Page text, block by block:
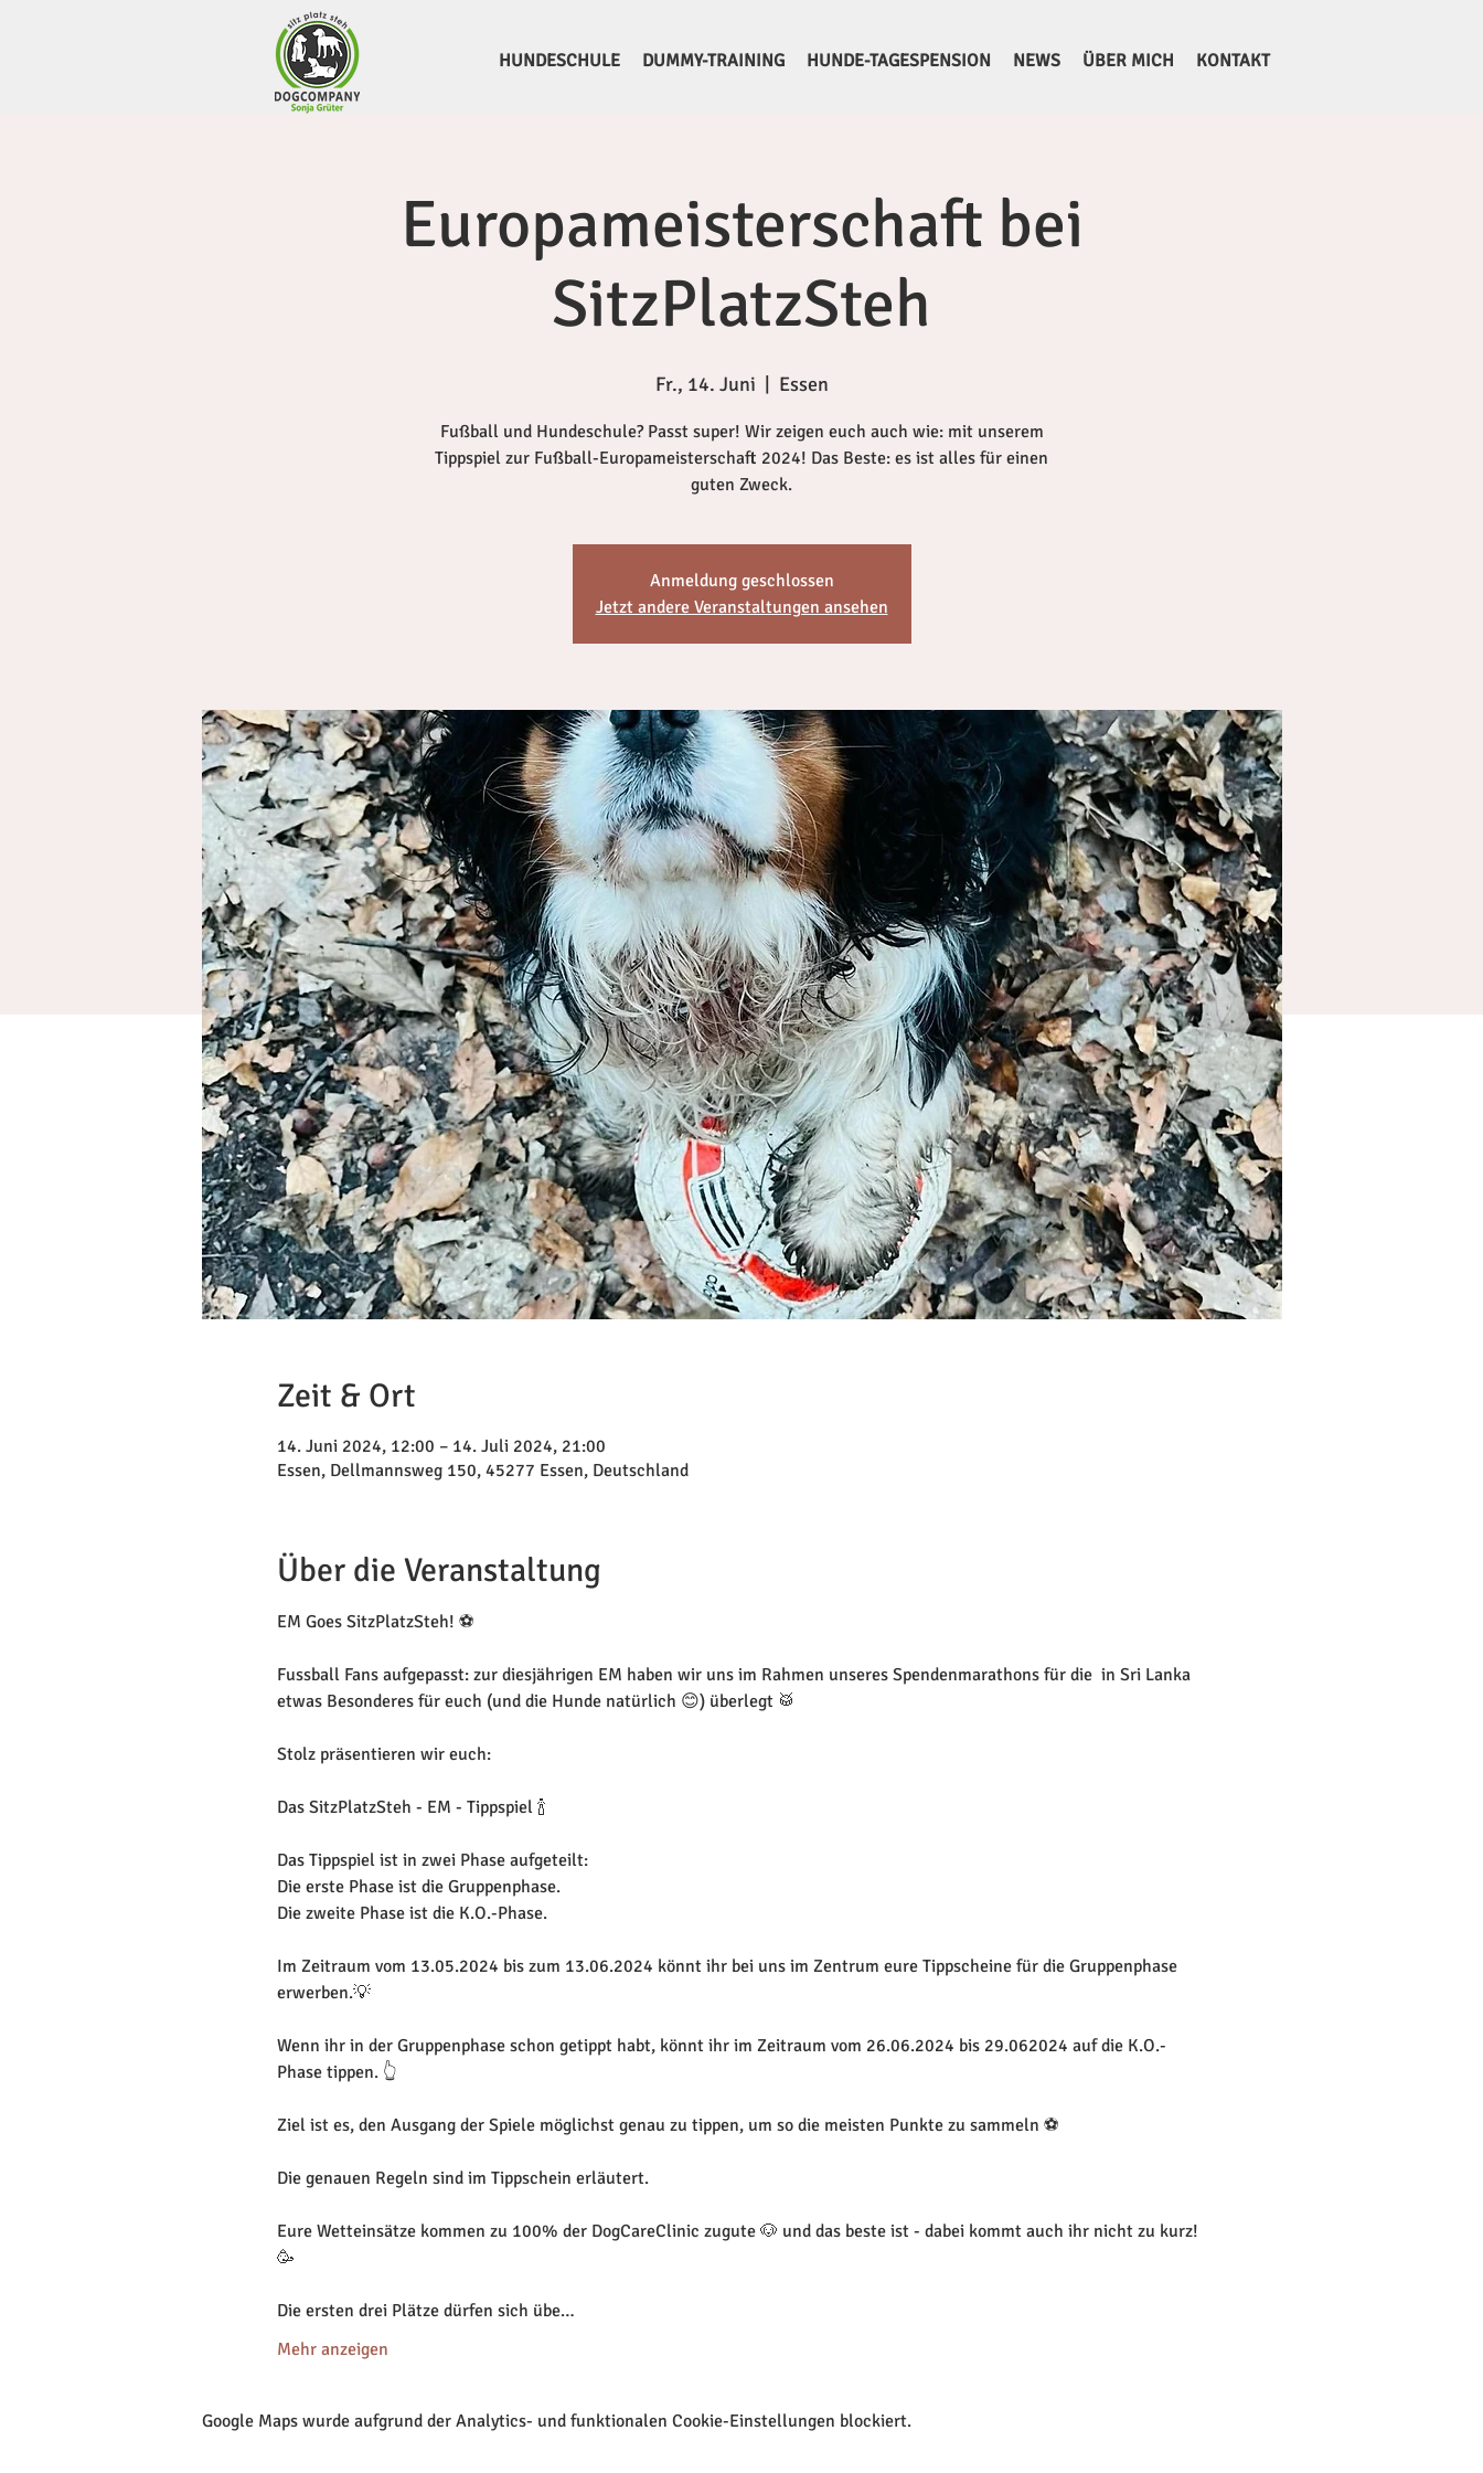
HUNDESCHULE DUMMY-TRAINING HUNDE-TAGESPENSION NEWS ÜBER MICH KONTAKT
Europameisterschaft bei
SitzPlatzSteh
Fr., 14. Juni Essen
Fußball und Hundeschule? Passt super! Wir zeigen euch auch wie: mit unserem
Tippspiel zur Fußball-Europameisterschaft 2024! Das Beste: es ist alles für einen
guten Zweck.
Anmeldung geschlossen
Jetzt andere Veranstaltungen ansehen
Zeit & Ort
14. Juni 2024, 12:00 – 14. Juli 2024, 21:00
Essen, Dellmannsweg 150, 45277 Essen, Deutschland
Über die Veranstaltung
EM Goes SitzPlatzSteh! ⚽️
Fussball Fans aufgepasst: zur diesjährigen EM haben wir uns im Rahmen unseres Spendenmarathons für die in Sri Lanka
etwas Besonderes für euch (und die Hunde natürlich 😊) überlegt 🥁
Stolz präsentieren wir euch:
Das SitzPlatzSteh - EM - Tippspiel 🍾
Das Tippspiel ist in zwei Phase aufgeteilt:
Die erste Phase ist die Gruppenphase.
Die zweite Phase ist die K.O.-Phase.
Im Zeitraum vom 13.05.2024 bis zum 13.06.2024 könnt ihr bei uns im Zentrum eure Tippscheine für die Gruppenphase
erwerben.💡
Wenn ihr in der Gruppenphase schon getippt habt, könnt ihr im Zeitraum vom 26.06.2024 bis 29.062024 auf die K.O.-
Phase tippen. 👆
Ziel ist es, den Ausgang der Spiele möglichst genau zu tippen, um so die meisten Punkte zu sammeln ⚽️
Die genauen Regeln sind im Tippschein erläutert.
Eure Wetteinsätze kommen zu 100% der DogCareClinic zugute 🐶 und das beste ist - dabei kommt auch ihr nicht zu kurz!
🥳
Die ersten drei Plätze dürfen sich übe…
Mehr anzeigen
Google Maps wurde aufgrund der Analytics- und funktionalen Cookie-Einstellungen blockiert.